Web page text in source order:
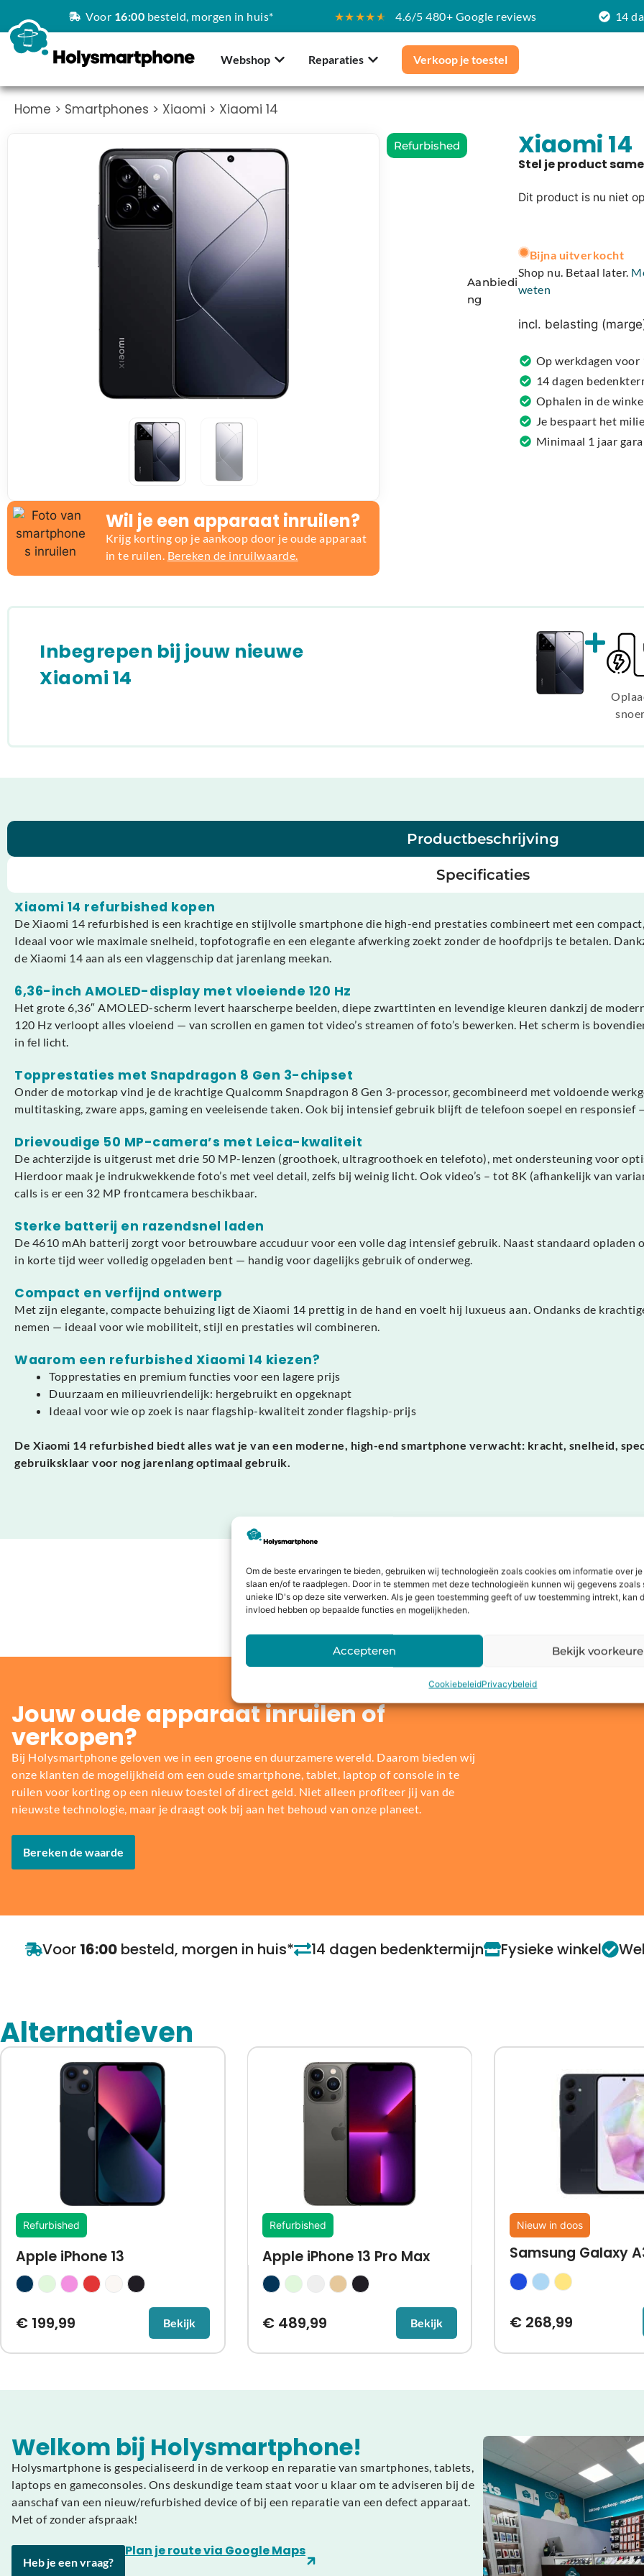
Om de beste ervaringen te bieden, gebruiken wij technologieën zoals cookies om informatie over
slaan en/of te raadplegen. Door in te stemmen met deze technologieën kunnen wij gegevens zoals
unieke ID's op deze site verwerken. Als je geen toestemming geeft of uw toestemming intrekt, kan
invloed hebben op bepaalde functies en mogelijkheden.
Accepteren Bekijk
CookiebeleidPrivacybeleid
Voor 16:00 besteld, morgen in huis* ★★★★★ 4.6/5 480+ Google reviews 14
Webshop Reparaties Verkoop je toestel
Home > Smartphones > Xiaomi > Xiaomi 14
Wil je een apparaat inruilen?
Krijg korting op je aankoop door je oude apparaat
in te ruilen. Bereken de inruilwaarde.
Refurbished
Aanbiedi
ng
Xiaomi 14
Dit product is nu niet
l
t
e
n
t
i
v
e
:
Bijna uitverkocht
Shop nu. Betaal later.
weten
incl. belasting
Op werkdagen
14 dagen
Ophalen in de
Je bespaart het
Minimaal 1 jaar
Inbegrepen bij jouw nieuwe
Xiaomi 14
Productbeschrijving
Specificaties
Xiaomi 14 refurbished kopen
De Xiaomi 14 refurbished is een krachtige en stijlvolle smartphone die high-end prestaties combineert met een
Ideaal voor wie maximale snelheid, topfotografie en een elegante afwerking zoekt zonder de hoofdprijs te betalen.
de Xiaomi 14 aan als een vlaggenschip dat jarenlang meekan.
6,36-inch AMOLED-display met vloeiende 120 Hz
Het grote 6,36″ AMOLED-scherm levert haarscherpe beelden, diepe zwarttinten en levendige kleuren dankzij de
120 Hz verloopt alles vloeiend — van scrollen en gamen tot video’s streamen of foto’s bewerken. Het scherm is
in fel licht.
Topprestaties met Snapdragon 8 Gen 3-chipset
Onder de motorkap vind je de krachtige Qualcomm Snapdragon 8 Gen 3-processor, gecombineerd met voldoende
multitasking, zware apps, gaming en veeleisende taken. Ook bij intensief gebruik blijft de telefoon soepel en responsief
Drievoudige 50 MP-camera’s met Leica-kwaliteit
De achterzijde is uitgerust met drie 50 MP-lenzen (groothoek, ultragroothoek en telefoto), met ondersteuning voor
Hierdoor maak je indrukwekkende foto’s met veel detail, zelfs bij weinig licht. Ook video’s – tot 8K (afhankelijk van
calls is er een 32 MP frontcamera beschikbaar.
Sterke batterij en razendsnel laden
De 4610 mAh batterij zorgt voor betrouwbare accuduur voor een volle dag intensief gebruik. Naast standaard opladen
in korte tijd weer volledig opgeladen bent — handig voor dagelijks gebruik of onderweg.
Compact en verfijnd ontwerp
Met zijn elegante, compacte behuizing ligt de Xiaomi 14 prettig in de hand en voelt hij luxueus aan. Ondanks de
nemen — ideaal voor wie mobiliteit, stijl en prestaties wil combineren.
Waarom een refurbished Xiaomi 14 kiezen?
Topprestaties en premium functies voor een lagere prijs
Duurzaam en milieuvriendelijk: hergebruikt en opgeknapt
Ideaal voor wie op zoek is naar flagship-kwaliteit zonder flagship-prijs
De Xiaomi 14 refurbished biedt alles wat je van een moderne, high-end smartphone verwacht: kracht, snelheid,
gebruiksklaar voor nog jarenlang optimaal gebruik.
Dit zeggen onze klanten
Jouw oude apparaat inruilen of
verkopen?
Bij Holysmartphone geloven we in een groene en duurzamere wereld. Daarom bieden wij
onze klanten de mogelijkheid om een oude smartphone, tablet, laptop of console in te
ruilen voor korting op een nieuw toestel of direct geld. Niet alleen profiteer jij van de
nieuwste technologie, maar je draagt ook bij aan het behoud van onze planeet.
Bereken de waarde
Voor 16:00 besteld, morgen in huis* 14 dagen bedenktermijn Fysieke winkel
Alternatieven
Refurbished
Apple iPhone 13
€199,99 Bekijk
Refurbished
Apple iPhone 13 Pro Max
€ 489,99 Bekijk
Nieuw in doos
Samsung Galaxy
€268,99
Welkom bij Holysmartphone!
Holysmartphone is gespecialiseerd in de verkoop en reparatie van smartphones, tablets,
laptops en gameconsoles. Ons deskundige team staat voor u klaar om te adviseren bij de
aanschaf van een nieuw/refurbished device of bij een reparatie van een defect apparaat.
Met of zonder afspraak!
Heb je een vraag?
Plan je route via Google Maps